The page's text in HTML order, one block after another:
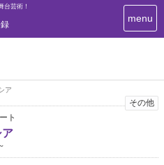
台芸術！
T
o
n
g
menu
ア
その他
ト
ア